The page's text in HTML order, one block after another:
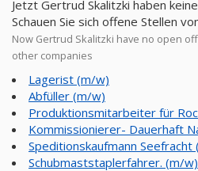
Jetzt Gertrud Skalitzki haben
Schauen Sie sich offene Stellen
Now Gertrud Skalitzki have no open
other companies
Lagerist (m/w)
Abfüller (m/w)
Produktionsmitarbeiter für
Kommissionierer- Dauerhaft
Speditionskaufmann Seefracht
Schubmaststaplerfahrer. (m/w)